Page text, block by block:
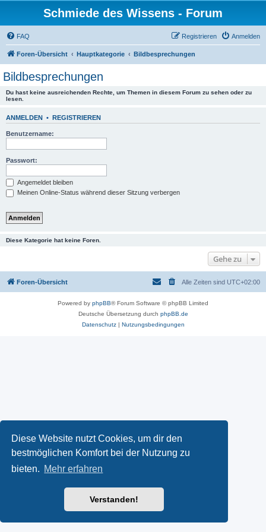
Diese Website nutzt Cookies, um dir den
bestmöglichen Komfort bei der Nutzung zu
bieten. Mehr erfahren
Verstanden!
Schmiede des Wissens - Forum
FAQ Anmelden
Registrieren
Foren-Übersicht Hauptkategorie Bildbesprechungen
Bildbesprechungen
Du hast keine ausreichenden Rechte, um Themen in diesem Forum zu sehen oder zu
lesen.
ANMELDEN • REGISTRIEREN
Benutzername:
Passwort:
Angemeldet bleiben
Meinen Online-Status während dieser Sitzung verbergen
Diese Kategorie hat keine Foren.
Gehe zu
Foren-Übersicht Alle Zeiten sind UTC+02:00
Powered by phpBB® Forum Software © phpBB Limited
Deutsche Übersetzung durch phpBB.de
Datenschutz| Nutzungsbedingungen